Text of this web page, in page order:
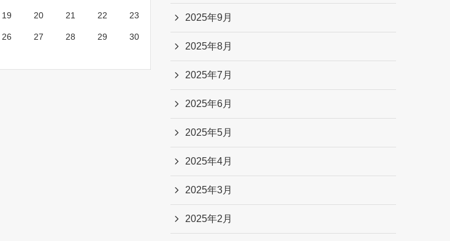
19 20 21 22 23
26 27 28 29 30
2025年9月
2025年8月
2025年7月
2025年6月
2025年5月
2025年4月
2025年3月
2025年2月